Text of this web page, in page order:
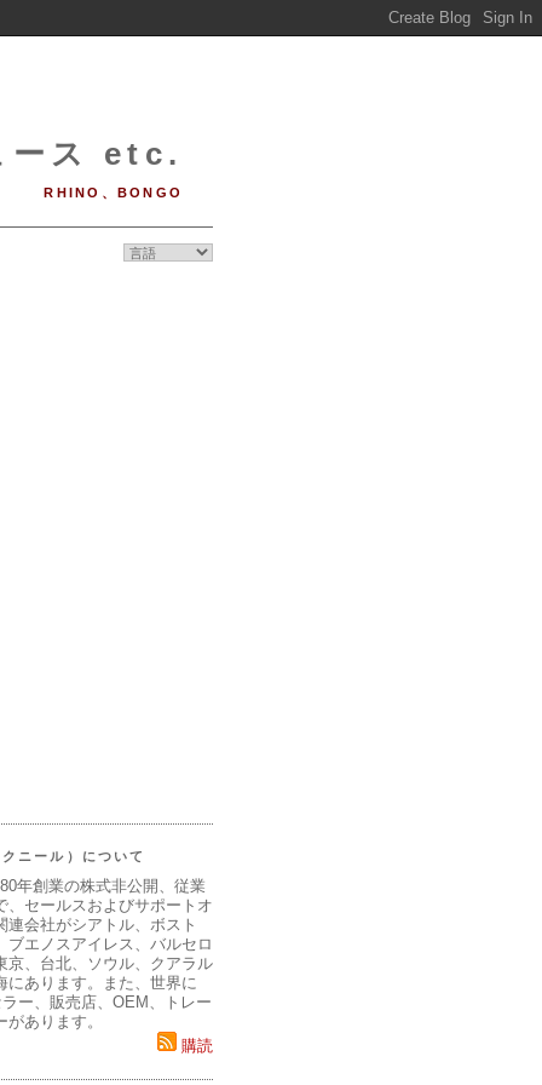
ス etc.
RHINO、BONGO
ニール）について
年創業の株式非公開、従業
、セールスおよびサポートオ
連会社がシアトル、ボスト
ブエノスアイレス、バルセロ
京、台北、ソウル、クアラル
にあります。また、世界に
ー、販売店、OEM、トレー
あります。
購読